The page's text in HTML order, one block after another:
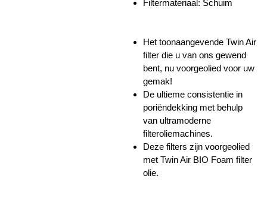
Filtermateriaal: Schuim
Het toonaangevende Twin Air
filter die u van ons gewend
bent, nu voorgeolied voor uw
gemak!
De ultieme consistentie in
poriëndekking met behulp
van ultramoderne
filteroliemachines.
Deze filters zijn voorgeolied
met Twin Air BIO Foam filter
olie.